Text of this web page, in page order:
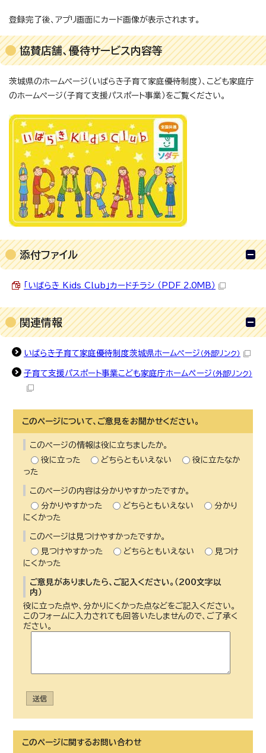
登録完了後、アプリ画面にカード画像が表示されます。
協賛店舗、優待サービス内容等
茨城県のホームページ（いばらき子育て家庭優待制度）、こども家庭庁
のホームページ（子育て支援パスポート事業）をご覧ください。
添付ファイル
「いばらき Kids Club」カードチラシ （PDF 2.0MB）
関連情報
いばらき子育て家庭優待制度茨城県ホームページ （外部リンク）
子育て支援パスポート事業こども家庭庁ホームぺージ （外部リンク）
このページについて、ご意見をお聞かせください。
このページの情報は役に立ちましたか。
役に立った
どちらともいえない
役に立たなか
った
このページの内容は分かりやすかったですか。
分かりやすかった
どちらともいえない
分かり
にくかった
このページは見つけやすかったですか。
見つけやすかった
どちらともいえない
見つけ
にくかった
ご意見がありましたら、ご記入ください。（200文字以
内）
役に立った点や、分かりにくかった点などをご記入ください。
このフォームに入力されても回答いたしませんので、ご了承く
ださい。
送信
このページに関するお問い合わせ